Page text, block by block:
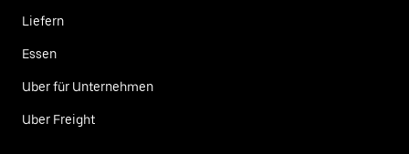
Liefern
Essen
Uber für Unternehmen
Uber Freight